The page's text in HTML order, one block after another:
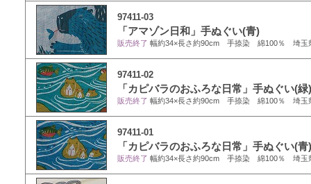
97411-03
「アマゾン日和」手ぬぐい(青)
販売終了 幅約34×長さ約90cm 手捺染 綿100％ 埼玉
97411-02
「カピバラのおふろな日常」手ぬぐい(緑)
販売終了 幅約34×長さ約90cm 手捺染 綿100％ 埼玉
97411-01
「カピバラのおふろな日常」手ぬぐい(青)
販売終了 幅約34×長さ約90cm 手捺染 綿100％ 埼玉